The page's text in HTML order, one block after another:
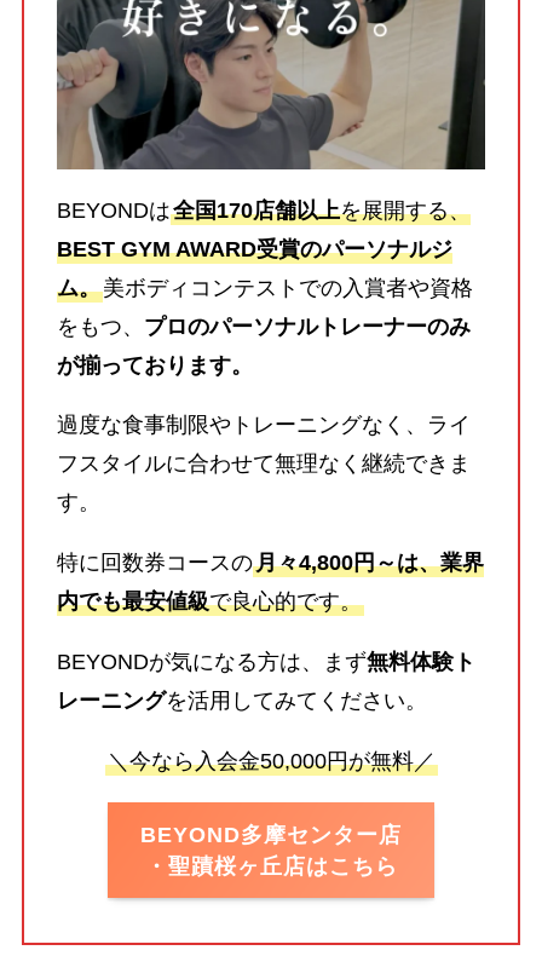
BEYONDは全国170店舗以上を展開する、
BEST GYM AWARD受賞のパーソナルジ
ム。美ボディコンテストでの入賞者や資格
をもつ、 プロのパーソナルトレーナーのみ
が揃っております。
過度な食事制限やトレーニングなく、ライ
フスタイルに合わせて無理なく継続できま
す。
特に回数券コースの月々4,800円～は、業界
内でも最安値級で良心的です。
BEYONDが気になる方は、まず無料体験ト
レーニングを活用してみてください。
＼今なら入会金50,000円が無料／
BEYOND多摩センター店
・聖蹟桜ヶ丘店はこちら